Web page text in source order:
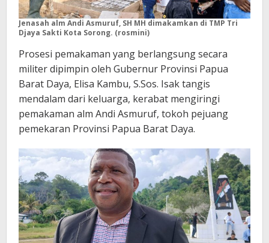
Jenasah alm Andi Asmuruf, SH MH dimakamkan di TMP Tri
Djaya Sakti Kota Sorong. (rosmini)
Prosesi pemakaman yang berlangsung secara
militer dipimpin oleh Gubernur Provinsi Papua
Barat Daya, Elisa Kambu, S.Sos. Isak tangis
mendalam dari keluarga, kerabat mengiringi
pemakaman alm Andi Asmuruf, tokoh pejuang
pemekaran Provinsi Papua Barat Daya.